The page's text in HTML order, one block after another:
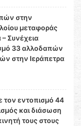
στην
μεταφοράς
Συνέχεια
33 αλλοδαπών
στην Ιεράπετρα
τον εντοπισμό 44
και διάσωση
τους στους